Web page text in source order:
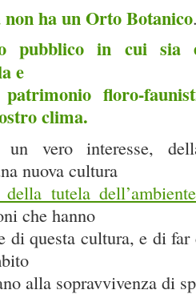
ha un Orto Botanico
pubblico in cui sia
e
floro-
clima.
vero interesse,
nuova cultura
tutela dell’ambiente
che hanno
di questa cultura, e di far
alla sopravvivenza di